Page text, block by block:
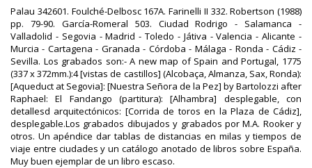
Palau 342601. Foulché-Delbosc 167A. Farinelli II 332. Robertson (1988)
pp. 79-90. García-Romeral 503. Ciudad Rodrigo - Salamanca -
Valladolid - Segovia - Madrid - Toledo - Játiva - Valencia - Alicante -
Murcia - Cartagena - Granada - Córdoba - Málaga - Ronda - Cádiz -
Sevilla. Los grabados son:- A new map of Spain and Portugal, 1775
(337 x 372mm.):4 [vistas de castillos] (Alcobaça, Almanza, Sax, Ronda):
[Aqueduct at Segovia]: [Nuestra Señora de la Pez] by Bartolozzi after
Raphael: El Fandango (partitura): [Alhambra] desplegable, con
detallesd arquitectónicos: [Corrida de toros en la Plaza de Cádiz],
desplegable.Los grabados dibujados y grabados por M.A. Rooker y
otros. Un apéndice dar tablas de distancias en milas y tiempos de
viaje entre ciudades y un catálogo anotado de libros sobre España.
Muy buen ejemplar de un libro escaso.